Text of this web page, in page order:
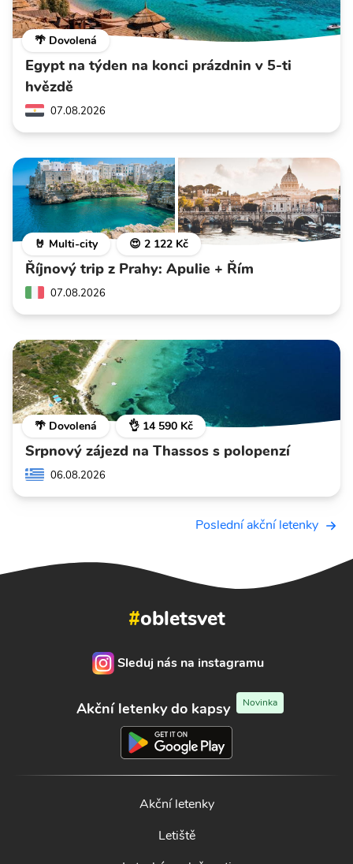
🌴 Dovolená
Egypt na týden na konci prázdnin v 5-ti
hvězdě
07.08.2026
🤘 Multi-city 😍 2 122 Kč
Říjnový trip z Prahy: Apulie + Řím
07.08.2026
🌴 Dovolená 👌 14 590 Kč
Srpnový zájezd na Thassos s polopenzí
06.08.2026
Poslední akční letenky
#obletsvet
Sleduj nás na instagramu
Akční letenky do kapsy Novinka
Akční letenky
Letiště